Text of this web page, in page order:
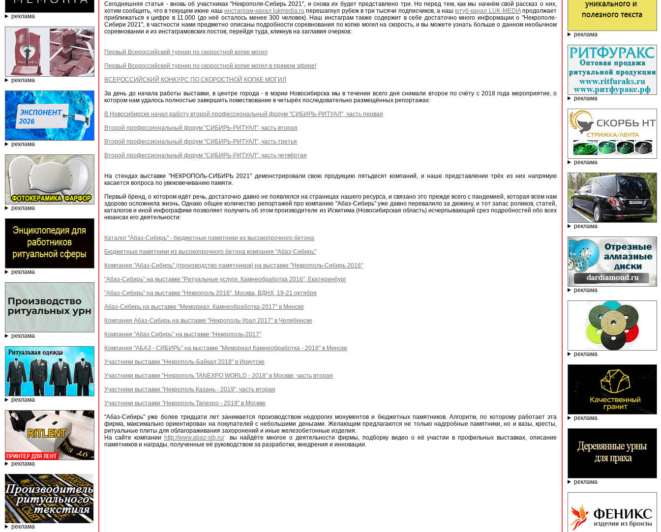
реклама
реклама
реклама
реклама
реклама
реклама
реклама
реклама
реклама
Сегодняшняя статья - вновь об участниках "Некрополя-Сибирь 2021", и снова их будет представлено три. Но перед тем, как мы начнём свой рассказ о них,
хотим сообщить, что в текущем июне наш инстаграм-канал lukmedia.ru перешагнул рубеж в три тысячи подписчиков, а нашютуб-канал LUK-MEDIAпродолжает
приближаться к цифре в 11.000 (до неё осталось менее 300 человек). Наш инстаграм также содержит в себе достаточно много информации о "Некрополе-
Сибири 2021", в частности нами предметно описаны подробности соревнования по копке могил на скорость, и вы можете узнать больше о данном необычном
соревновании и из инстаграмовских постов, перейдя туда, кликнув на заглавия очерков:
Первый Всероссийский турнир по скоростной копке могил
Первый Всероссийский турнир по скоростной копке могил в прямом эфире!
ВСЕРОССИЙСКИЙ КОНКУРС ПО СКОРОСТНОЙ КОПКЕ МОГИЛ
За день до начала работы выставки, в центре города - в мэрии Новосибирска мы в течении всего дня снимали второе по счёту с 2018 года мероприятие, о
котором нам удалось полностью завершить повествование в четырёх последовательно размещённых репортажах:
В Новосибирске начал работу второй профессиональный форум "СИБИРЬ-РИТУАЛ", часть первая
Второй профессиональный форум "СИБИРЬ-РИТУАЛ", часть вторая
Второй профессиональный форум "СИБИРЬ-РИТУАЛ", часть третья
Второй профессиональный форум "СИБИРЬ-РИТУАЛ", часть четвёртая
На стендах выставки "НЕКРОПОЛь-СИБИРЬ 2021" демонстрировали свою продукцию пятьдесят компаний, и наше представление трёх из них напрямую
касается вопроса по увековечиванию памяти.
Первый бренд, о котором идёт речь, достаточно давно не появлялся на страницах нашего ресурса, и связано это прежде всего с пандемией, которая всем нам
здорово осложнила жизнь. Однако общее количество репортажей про компанию "Абаз-Сибирь" уже давно перевалило за дюжину, и тот запас роликов, статей,
каталогов и иной инфографики позволяет получить об этом производителе из Искитима (Новосибирская область) исчерпывающий срез подробностей обо всех
нюансах его деятельности:
Каталог "Абаз-Сибирь" - бюджетные памятники из высокопрочного бетона
Бюджетные памятники из высокопрочного бетона компания "Абаз-Сибирь"
Компания "Абаз-Сибирь" (производство памятников) на выставке "Некрополь-Сибирь 2016"
"Абаз-Сибирь" на выставке "Ритуальные услуги. Камнеобработка 2016", Екатеринбург
"Абаз-Сибирь" на выставке "Некрополь 2016", Москва, ВДНХ, 19-21 октября
Абаз-Сибирь на выставке "Мемориал. Камнеобработка-2017" в Минске
Компания Абаз-Сибирь на выставке "Некрополь-Урал 2017" в Челябинске
Компания "Абаз Сибирь" на выставке "Некрополь-2017"
Компания "АБАЗ - СИБИРЬ" на выставке "Мемориал Камнеобработка - 2018" в Минске
Участники выставки "Некрополь-Байкал 2018" в Иркутске
Участники выставки "Некрополь TANEXPO WORLD - 2018" в Москве, часть вторая
Участники выставки "Некрополь Казань - 2019", часть вторая
Участники выставки "Некрополь Tanexpo - 2019" в Москве
"Абаз-Сибирь" уже более тридцати лет занимается производством недорогих монументов и бюджетных памятников. Алгоритм, по которому работает эта
фирма, максимально ориентирован на покупателей с небольшими деньгами. Желающим предлагаются не только надгробные памятники, но и вазы, кресты,
ритуальные плиты для облагораживания захоронений и иные железобетонные изделия.
На сайте компании
http://www.abaz-sib.ru/вы найдёте многое о деятельности фирмы, подборку видео о её участии в профильных выставках, описание
памятников и награды, полученные её руководством за разработки, внедрения и инновации.
реклама
реклама
реклама
реклама
реклама
реклама
реклама
реклама